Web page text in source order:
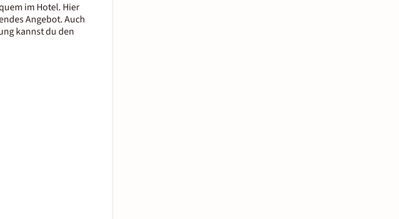
im Hotel. Hier
Angebot. Auch
kannst du den